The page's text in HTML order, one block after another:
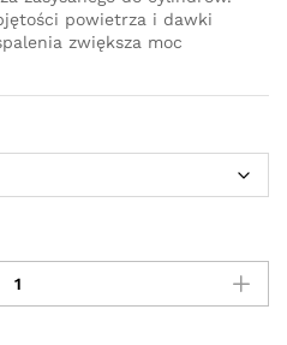
powietrza i dawki
zwiększa moc